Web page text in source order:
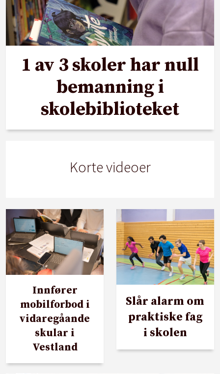
1 av 3 skoler har null
bemanning i
skolebiblioteket
Korte videoer
Innfører
mobilforbod i
vidaregåande
skular i
Vestland
Slår alarm om
praktiske fag
i skolen